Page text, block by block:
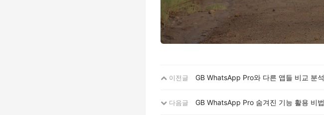
이전글 GB WhatsApp Pro와 다른 앱들 비교 분석
다음글 GB WhatsApp Pro 숨겨진 기능 활용 비법